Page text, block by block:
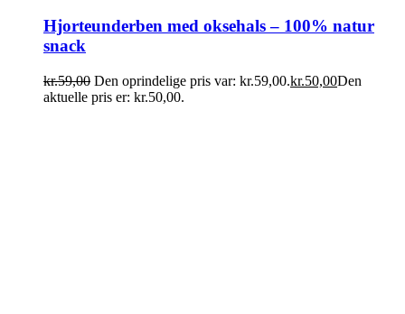
Hjorteunderben med oksehals – 100% natur
snack
kr.59,00 Den oprindelige pris var: kr.59,00.kr.50,00Den
aktuelle pris er: kr.50,00.